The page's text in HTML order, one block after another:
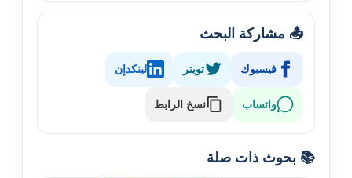
📤 مشاركة البحث
فيسبوك تويتر لينكدإن
واتساب نسخ الرابط
📚 بحوث ذات صلة